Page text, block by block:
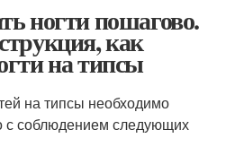
ногти пошагово.
как
на типсы
на типсы необходимо
с соблюдением следующих